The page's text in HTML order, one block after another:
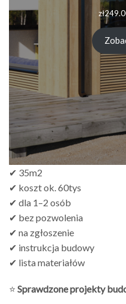
zł
✔ 35m2
✔ koszt ok. 60tys
✔ dla 1–2 osób
✔ bez pozwolenia
✔ na zgłoszenie
✔ instrukcja budowy
✔ lista materiałów
⭐ Sprawdzone projekty